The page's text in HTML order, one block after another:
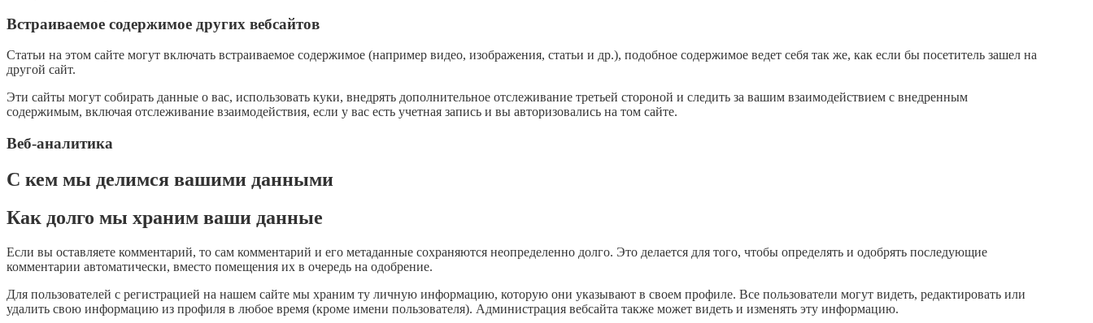
Встраиваемое содержимое других вебсайтов
Статьи на этом сайте могут включать встраиваемое содержимое (например видео, изображения, статьи и др.), подобное содержимое ведет себя так же, как если бы посетитель зашел на
другой сайт.
Эти сайты могут собирать данные о вас, использовать куки, внедрять дополнительное отслеживание третьей стороной и следить за вашим взаимодействием с внедренным
содержимым, включая отслеживание взаимодействия, если у вас есть учетная запись и вы авторизовались на том сайте.
Веб-аналитика
С кем мы делимся вашими данными
Как долго мы храним ваши данные
Если вы оставляете комментарий, то сам комментарий и его метаданные сохраняются неопределенно долго. Это делается для того, чтобы определять и одобрять последующие
комментарии автоматически, вместо помещения их в очередь на одобрение.
Для пользователей с регистрацией на нашем сайте мы храним ту личную информацию, которую они указывают в своем профиле. Все пользователи могут видеть, редактировать или
удалить свою информацию из профиля в любое время (кроме имени пользователя). Администрация вебсайта также может видеть и изменять эту информацию.